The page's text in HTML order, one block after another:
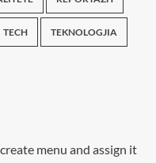
TECH TEKNOLOGJIA
menu and assign it